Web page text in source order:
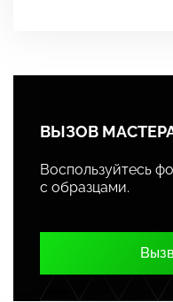
ВЫЗОВ
Воспользуйтесь
с образцами.